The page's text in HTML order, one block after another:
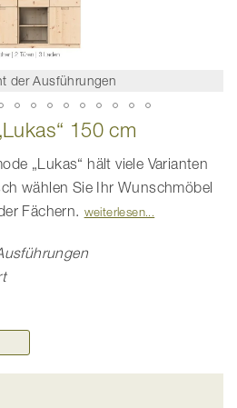
der Ausführungen
150 cm
„Lukas“ hält viele Varianten
wählen Sie Ihr Wunschmöbel
Fächern. weiterlesen